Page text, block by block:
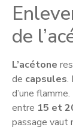
de
L’acétone
de capsules.
d’une
entre 15 et
passage vaut